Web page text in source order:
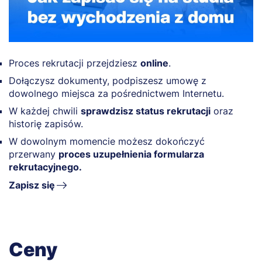
Proces rekrutacji przejdziesz online.
Dołączysz dokumenty, podpiszesz umowę z
dowolnego miejsca za pośrednictwem Internetu.
W każdej chwili sprawdzisz status rekrutacji oraz
historię zapisów.
W dowolnym momencie możesz dokończyć
przerwany proces uzupełnienia formularza
rekrutacyjnego.
Zapisz się
Ceny